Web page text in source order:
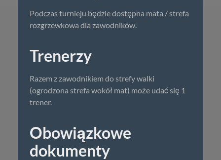
Podczas turnieju będzie dostępna mata / strefa
rozgrzewkowa dla zawodników.
Trenerzy
Razem z zawodnikiem do strefy walki
(ogrodzona strefa wokół mat) może udać się 1
trener.
Obowiązkowe
dokumenty